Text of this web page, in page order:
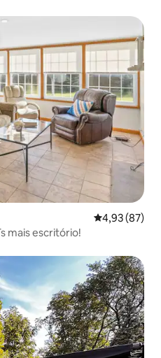
dos hóspedes
4,93 de uma
4,93 (87)
mais escritório!
hóspedes